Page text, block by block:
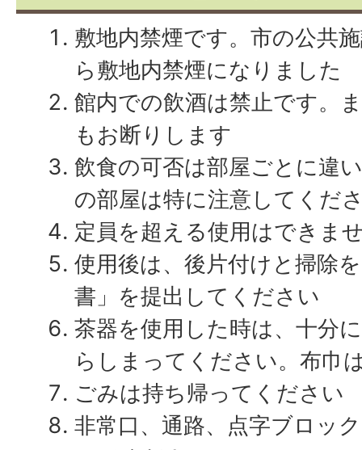
敷地内禁煙です。市の公共
ら敷地内禁煙になりました
館内での飲酒は禁止です。
もお断りします
飲食の可否は部屋ごとに違
の部屋は特に注意してくだ
定員を超える使用はできま
使用後は、後片付けと掃除
書」を提出してください
茶器を使用した時は、十分
らしまってください。布巾
ごみは持ち帰ってください
非常口、通路、点字ブロッ